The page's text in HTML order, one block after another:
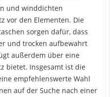
und winddichten
vor den Elementen. Die
sorgen dafür, dass
und trocken aufbewahrt
außerdem über eine
bietet. Insgesamt ist die
empfehlenswerte Wahl
auf der Suche nach einer